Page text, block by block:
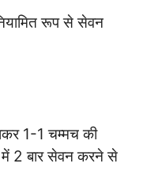
रूप से सेवन
1-1 चम्मच की
में 2 बार सेवन करने से